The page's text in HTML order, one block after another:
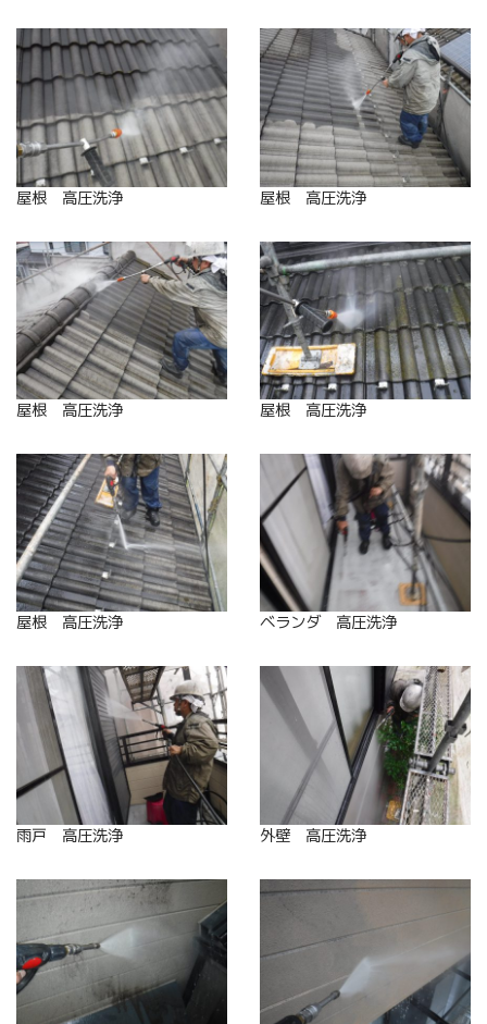
屋根 高圧洗浄 屋根 高圧洗浄
屋根 高圧洗浄 屋根 高圧洗浄
屋根 高圧洗浄 ベランダ 高圧洗浄
雨戸 高圧洗浄 外壁 高圧洗浄